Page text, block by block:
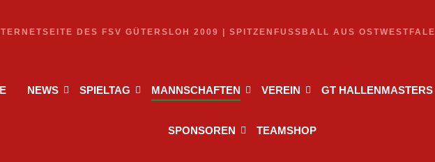
DES FSV GÜTERSLOH 2009 | SPITZENFUSSBALL AUS OSTWESTFALEN
NEWS SPIELTAG MANNSCHAFTEN VEREIN GT HALLENMASTERS
SPONSOREN TEAMSHOP